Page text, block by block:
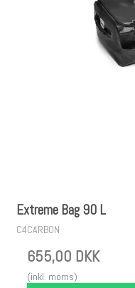
Extreme Bag 90 L
C4CARBON
655,00 DKK
(inkl. moms)